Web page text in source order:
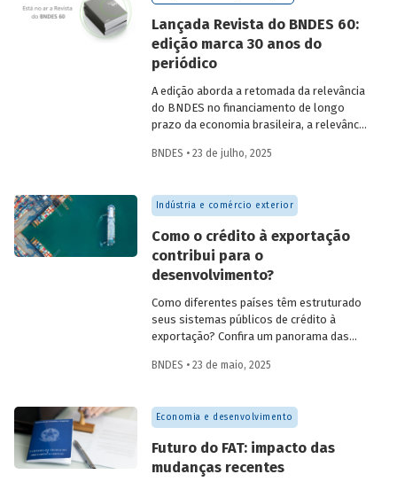
Lançada Revista do BNDES 60:
edição marca 30 anos do
periódico
A edição aborda a retomada da relevância
do BNDES no financiamento de longo
prazo da economia brasileira, a relevância
Amazônia e FGI para o desenvolvimento,
públicos de crédito à exportação, o novo
protagonismo da política industrial, um
método para calcular prêmio de risco em
projetos de infraestrutura e o controle
societário de companhias abertas por
fundos de investimento no Brasil.
BNDES • 23 de julho, 2025
Indústria e comércio exterior
Como o crédito à exportação
contribui para o
desenvolvimento?
Como diferentes países têm estruturado
seus sistemas públicos de crédito à
exportação? Confira um panorama das
entenda como esses sistemas
econômico, a inovação e a inserção
competitiva no mercado global.
BNDES • 23 de maio, 2025
Economia e desenvolvimento
Futuro do FAT: impacto das
mudanças recentes